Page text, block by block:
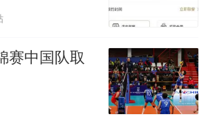
：今天奶茶
等2个多小
赛中国队取